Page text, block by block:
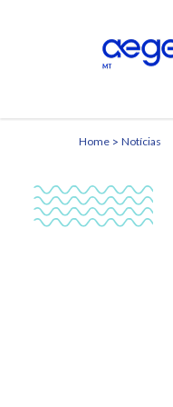
Home Notícias